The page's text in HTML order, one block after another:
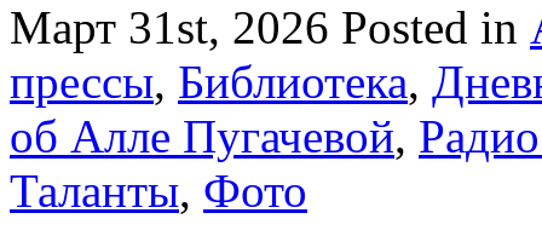
Март 31st, 2026 Posted in
прессы, Библиотека,
об Алле Пугачевой,
Таланты, Фото